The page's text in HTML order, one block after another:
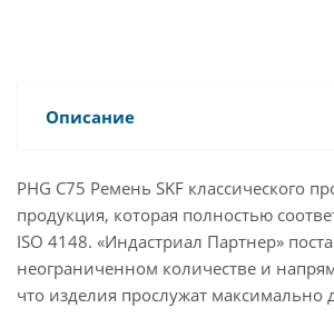
Описание
PHG C75 Ремень SKF классического
продукция, которая полностью
ISO 4148. «Индастриал Партнер»
неограниченном количестве и
что изделия прослужат максимально